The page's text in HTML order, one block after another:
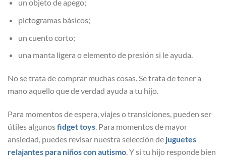
un objeto de apego;
pictogramas básicos;
un cuento corto;
una manta ligera o elemento de presión si le ayuda.
No se trata de comprar muchas cosas. Se trata de tener a
mano aquello que de verdad ayuda a tu hijo.
Para momentos de espera, viajes o transiciones, pueden ser
útiles algunosfidget toys . Para momentos de mayor
ansiedad, puedes revisar nuestra selección de juguetes
relajantes para niños con autismo . Y si tu hijo responde bien